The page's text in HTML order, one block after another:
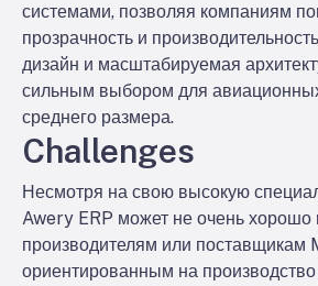
системами, позволяя компаниям
прозрачность и
дизайн и масштабируемая
сильным выбором для
среднего размера.
Challenges
Несмотря на свою высокую
Awery ERP может не очень хорошо
производителям или поставщикам
ориентированным на